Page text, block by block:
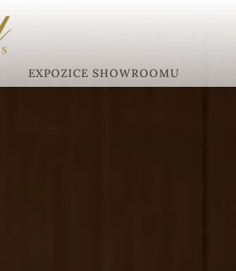
EXPOZICE SHOWROOMU